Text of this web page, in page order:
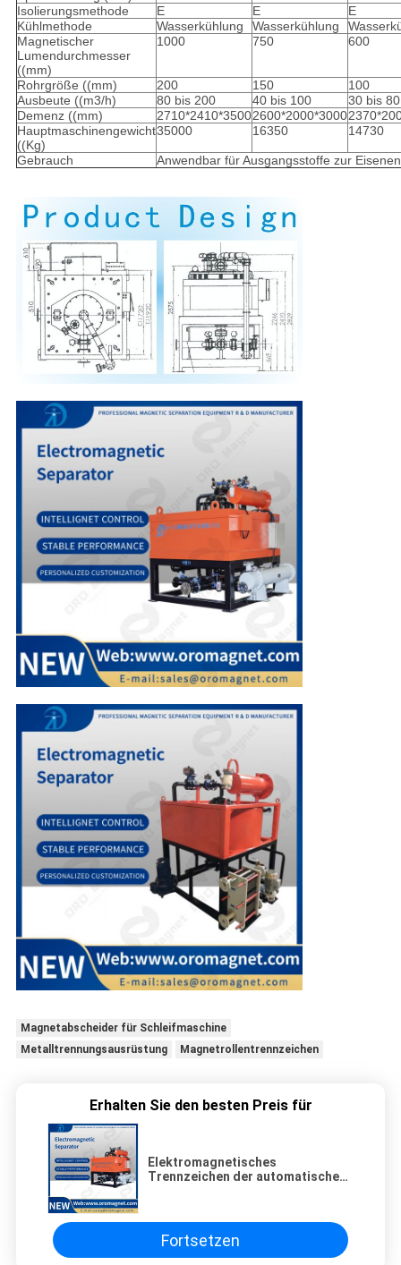
Isolierungsmethode
E E
E
Kühlmethode
Wasserkühlung Wasserkühlung
Magnetischer
Lumendurchmesser
((mm)
1000 750 600
Rohrgröße ((mm) 200 150
100
Ausbeute ((m3/h)
80 bis 200 40 bis 100
30 bis 80
Demenz ((mm)
2710*2410*35002600*2000*3000
Hauptmaschinengewicht
((Kg)
35000 16350 14730
Gebrauch Anwendbar für Ausgangsstoffe zur
Magnetabscheider für Schleifmaschine
Metalltrennungsausrüstung
Magnetrollentrennzeichen
Erhalten Sie den besten Preis für
Elektromagnetisches
Trennzeichen der automatischen
Schlamm
Fortsetzen